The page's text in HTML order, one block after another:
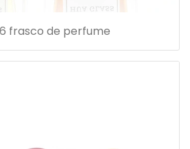
frasco de perfume